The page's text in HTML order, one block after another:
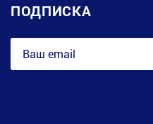
ПОДПИСКА